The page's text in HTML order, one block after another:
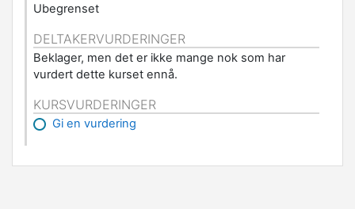
Ubegrenset
DELTAKERVURDERINGER
Beklager, men det er ikke mange nok som har
vurdert dette kurset ennå.
KURSVURDERINGER
Gi en vurdering